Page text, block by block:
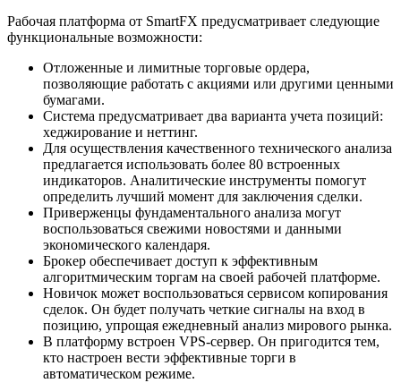
Рабочая платформа от SmartFX предусматривает следующие
функциональные возможности:
Отложенные и лимитные торговые ордера,
позволяющие работать с акциями или другими ценными
бумагами.
Система предусматривает два варианта учета позиций:
хеджирование и неттинг.
Для осуществления качественного технического анализа
предлагается использовать более 80 встроенных
индикаторов. Аналитические инструменты помогут
определить лучший момент для заключения сделки.
Приверженцы фундаментального анализа могут
воспользоваться свежими новостями и данными
экономического календаря.
Брокер обеспечивает доступ к эффективным
алгоритмическим торгам на своей рабочей платформе.
Новичок может воспользоваться сервисом копирования
сделок. Он будет получать четкие сигналы на вход в
позицию, упрощая ежедневный анализ мирового рынка.
В платформу встроен VPS-сервер. Он пригодится тем,
кто настроен вести эффективные торги в
автоматическом режиме.